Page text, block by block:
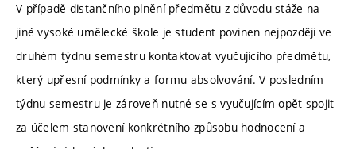
V případě distančního plnění předmětu z důvodu stáže na
jiné vysoké umělecké škole je student povinen nejpozději ve
druhém týdnu semestru kontaktovat vyučujícího předmětu,
který upřesní podmínky a formu absolvování. V posledním
týdnu semestru je zároveň nutné se s vyučujícím opět spojit
za účelem stanovení konkrétního způsobu hodnocení a